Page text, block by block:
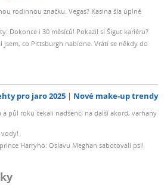
rodinnou značku. Vegas? Kasina šla úplně
Dokonce i 30 měsíců! Pokazil si Šigut kariéru?
jsem, co Pittsburgh nabídne. Vrátí se někdy do
pro jaro 2025 Nové make-up trendy
a půl roku čekali nadšenci na další akord, varhany
vody!
Harryho: Oslavu Meghan sabotovali psi!